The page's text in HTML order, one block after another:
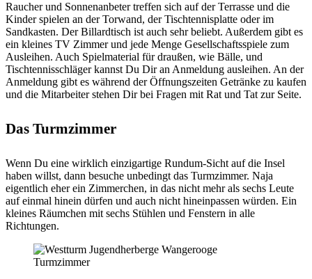
Raucher und Sonnenanbeter treffen sich auf der Terrasse und die
Kinder spielen an der Torwand, der Tischtennisplatte oder im
Sandkasten. Der Billardtisch ist auch sehr beliebt. Außerdem gibt es
ein kleines TV Zimmer und jede Menge Gesellschaftsspiele zum
Ausleihen. Auch Spielmaterial für draußen, wie Bälle, und
Tischtennisschläger kannst Du Dir an Anmeldung ausleihen. An der
Anmeldung gibt es während der Öffnungszeiten Getränke zu kaufen
und die Mitarbeiter stehen Dir bei Fragen mit Rat und Tat zur Seite.
Das Turmzimmer
Wenn Du eine wirklich einzigartige Rundum-Sicht auf die Insel
haben willst, dann besuche unbedingt das Turmzimmer. Naja
eigentlich eher ein Zimmerchen, in das nicht mehr als sechs Leute
auf einmal hinein dürfen und auch nicht hineinpassen würden. Ein
kleines Räumchen mit sechs Stühlen und Fenstern in alle
Richtungen.
Turmzimmer